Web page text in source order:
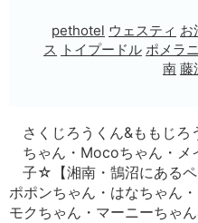
pethotel ウェスティ お
ス トイプードル ポメラ
南 藤
さくじろうくん&ももじろ
ちゃん・Mocoちゃん・メ
子☆【湘南・鵠沼にあるペ
ポポンちゃん・はなちゃん
モクちゃん・マーニーちゃ